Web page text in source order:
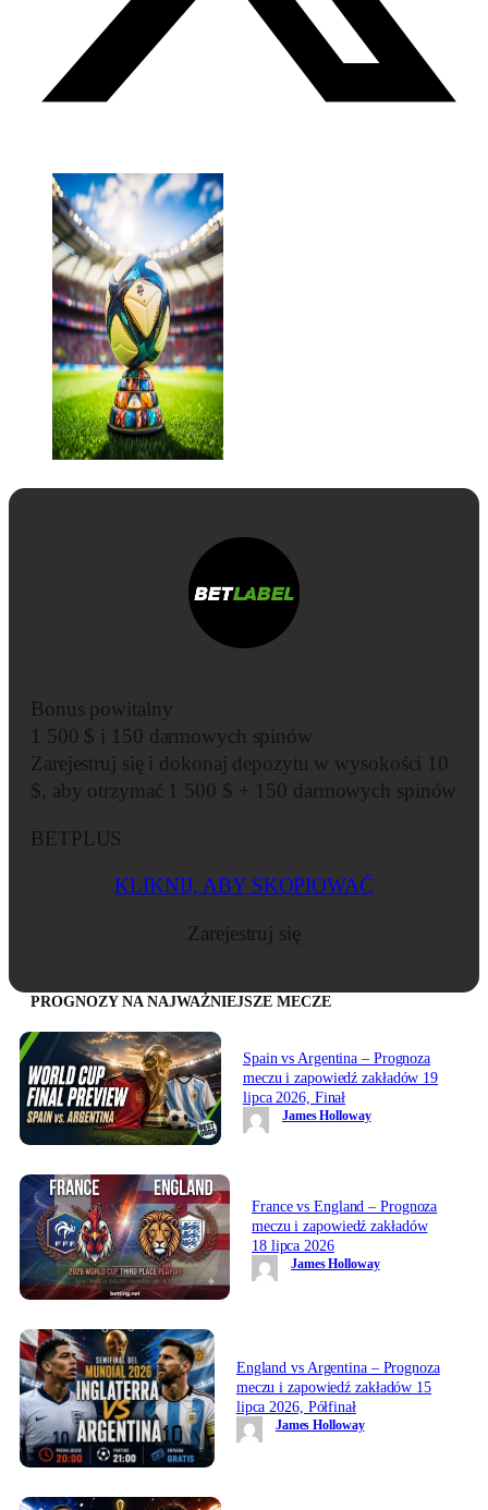
Bonus powitalny
1 500 $ i 150 darmowych spinów
Zarejestruj się i dokonaj depozytu w wysokości 10
$, aby otrzymać 1 500 $ + 150 darmowych spinów
BETPLUS
KLIKNIJ, ABY SKOPIOWAĆ
Zarejestruj się
PROGNOZY NA NAJWAŻNIEJSZE MECZE
Spain vs Argentina – Prognoza
meczu i zapowiedź zakładów 19
lipca 2026, Finał
James Holloway
France vs England – Prognoza
meczu i zapowiedź zakładów
18 lipca 2026
James Holloway
England vs Argentina – Prognoza
meczu i zapowiedź zakładów 15
lipca 2026, Półfinał
James Holloway